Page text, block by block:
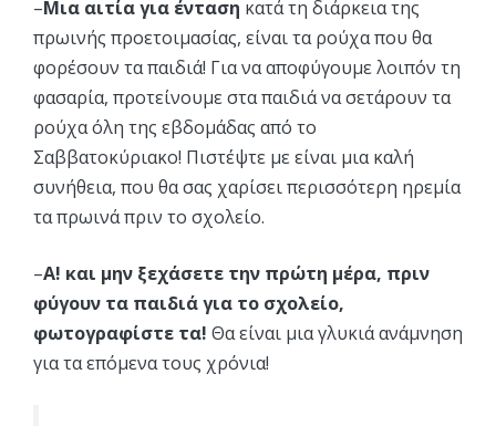
–Μια αιτία για ένταση κατά τη διάρκεια της
πρωινής προετοιμασίας, είναι τα ρούχα που θα
φορέσουν τα παιδιά! Για να αποφύγουμε λοιπόν τη
φασαρία, προτείνουμε στα παιδιά να σετάρουν τα
ρούχα όλη της εβδομάδας από το
Σαββατοκύριακο! Πιστέψτε με είναι μια καλή
συνήθεια, που θα σας χαρίσει περισσότερη ηρεμία
τα πρωινά πριν το σχολείο.
–Α! και μην ξεχάσετε την πρώτη μέρα, πριν
φύγουν τα παιδιά για το σχολείο,
φωτογραφίστε τα! Θα είναι μια γλυκιά ανάμνηση
για τα επόμενα τους χρόνια!